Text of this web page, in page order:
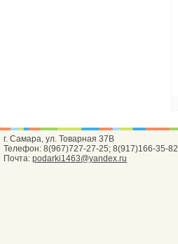
г. Самара, ул. Товарная 37В
Телефон: 8(967)727-27-25; 8(917)166-35-82
Почта: podarki1463@yandex.ru